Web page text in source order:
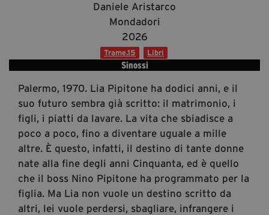
segreteria@tramefestival.it
info@tramefestival.it
+39 346 954 4078
Sinossi
Palermo, 1970. Lia Pipitone ha dodici anni, e il
suo futuro sembra già scritto: il matrimonio, i
figli, i piatti da lavare. La vita che sbiadisce a
poco a poco, fino a diventare uguale a mille
altre. È questo, infatti, il destino di tante donne
nate alla fine degli anni Cinquanta, ed è quello
che il boss Nino Pipitone ha programmato per la
figlia. Ma Lia non vuole un destino scritto da
altri, lei vuole perdersi, sbagliare, infrangere i
Daniele Aristarco
Mondadori
2026
Trame.15 Libri